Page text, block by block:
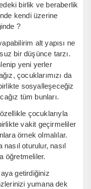
birlik ve beraberlik
kendi üzerine
?
alt yapısı ne
bir düşünce tarzı.
yeni yerler
çocuklarımızı da
sosyalleşeceğiz
tüm bunları.
çocuklarıyla
vakit geçirmeliler
örnek olmalılar.
oturulur, nasıl
öğretmeliler.
getirdiğiniz
yumana dek